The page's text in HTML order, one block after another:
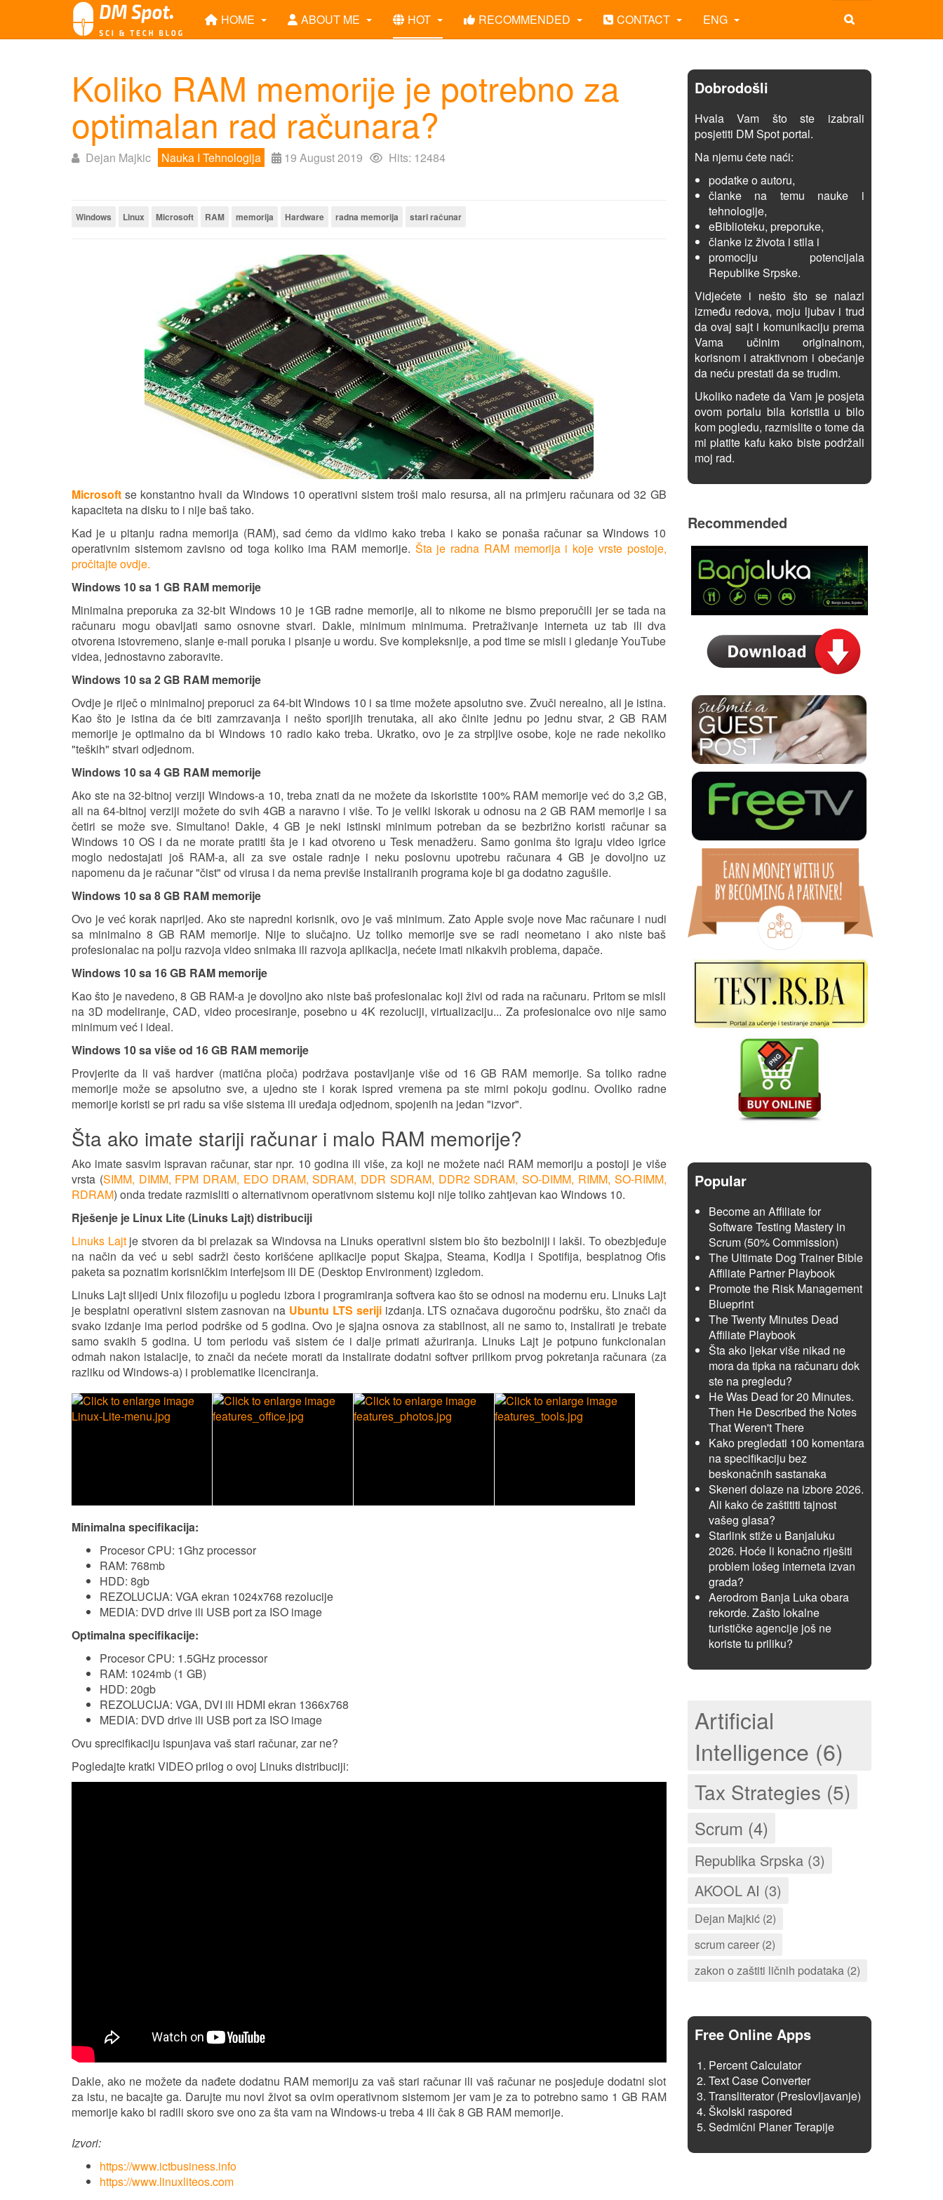
HOME ABOUT ME HOT RECOMMENDED CONTACT ENG
Koliko RAM memorije je potrebno za
optimalan rad računara?
Dejan Majkic Nauka I Tehnologija 19 August 2019 Hits: 12484
Windows Linux Microsoft RAM memorija Hardware radna memorija stari računar
Microsoft se konstantno hvali da Windows 10 operativni sistem troši malo resursa, ali na primjeru računara od 32 GB
kapaciteta na disku to i nije baš tako.
Kad je u pitanju radna memorija (RAM), sad ćemo da vidimo kako treba i kako se ponaša računar sa Windows 10
operativnim sistemom zavisno od toga koliko ima RAM memorije. Šta je radna RAM memorija i koje vrste postoje,
pročitajte ovdje.
Windows 10 sa 1 GB RAM memorije
Minimalna preporuka za 32-bit Windows 10 je 1GB radne memorije, ali to nikome ne bismo preporučili jer se tada na
računaru mogu obavljati samo osnovne stvari. Dakle, minimum minimuma. Pretraživanje interneta uz tab ili dva
otvorena istovremeno, slanje e-mail poruka i pisanje u wordu. Sve kompleksnije, a pod time se misli i gledanje YouTube
videa, jednostavno zaboravite.
Windows 10 sa 2 GB RAM memorije
Ovdje je riječ o minimalnoj preporuci za 64-bit Windows 10 i sa time možete apsolutno sve. Zvuči nerealno, ali je istina.
Kao što je istina da će biti zamrzavanja i nešto sporijih trenutaka, ali ako činite jednu po jednu stvar, 2 GB RAM
memorije je optimalno da bi Windows 10 radio kako treba. Ukratko, ovo je za strpljive osobe, koje ne rade nekoliko
"teških" stvari odjednom.
Windows 10 sa 4 GB RAM memorije
Ako ste na 32-bitnoj verziji Windows-a 10, treba znati da ne možete da iskoristite 100% RAM memorije već do 3,2 GB,
ali na 64-bitnoj verziji možete do svih 4GB a naravno i više. To je veliki iskorak u odnosu na 2 GB RAM memorije i sa
četiri se može sve. Simultano! Dakle, 4 GB je neki istinski minimum potreban da se bezbrižno koristi računar sa
Windows 10 OS i da ne morate pratiti šta je i kad otvoreno u Tesk menadžeru. Samo gonima što igraju video igrice
moglo nedostajati još RAM-a, ali za sve ostale radnje i neku poslovnu upotrebu računara 4 GB je dovoljno uz
napomenu da je računar "čist" od virusa i da nema previše instaliranih programa koje bi ga dodatno zagušile.
Windows 10 sa 8 GB RAM memorije
Ovo je već korak naprijed. Ako ste napredni korisnik, ovo je vaš minimum. Zato Apple svoje nove Mac računare i nudi
sa minimalno 8 GB RAM memorije. Nije to slučajno. Uz toliko memorije sve se radi neometano i ako niste baš
profesionalac na polju razvoja video snimaka ili razvoja aplikacija, nećete imati nikakvih problema, dapače.
Windows 10 sa 16 GB RAM memorije
Kao što je navedeno, 8 GB RAM-a je dovoljno ako niste baš profesionalac koji živi od rada na računaru. Pritom se misli
na 3D modeliranje, CAD, video procesiranje, posebno u 4K rezoluciji, virtualizaciju... Za profesionalce ovo nije samo
minimum već i ideal.
Windows 10 sa više od 16 GB RAM memorije
Provjerite da li vaš hardver (matična ploča) podržava postavljanje više od 16 GB RAM memorije. Sa toliko radne
memorije može se apsolutno sve, a ujedno ste i korak ispred vremena pa ste mirni pokoju godinu. Ovoliko radne
memorije koristi se pri radu sa više sistema ili uređaja odjednom, spojenih na jedan "izvor".
Šta ako imate stariji računar i malo RAM memorije?
Ako imate sasvim ispravan računar, star npr. 10 godina ili više, za koji ne možete naći RAM memoriju a postoji je više
vrsta (SIMM, DIMM, FPM DRAM, EDO DRAM, SDRAM, DDR SDRAM, DDR2 SDRAM, SO-DIMM, RIMM, SO-RIMM,
RDRAM) onda tredate razmisliti o alternativnom operativnom sistemu koji nije toliko zahtjevan kao Windows 10.
Rješenje je Linux Lite (Linuks Lajt) distribuciji
Linuks Lajtje stvoren da bi prelazak sa Windovsa na Linuks operativni sistem bio što bezbolniji i lakši. To obezbjeđuje
na način da već u sebi sadrži često korišćene aplikacije poput Skajpa, Steama, Kodija i Spotifija, besplatnog Ofis
paketa sa poznatim korisničkim interfejsom ili DE (Desktop Environment) izgledom.
Linuks Lajt slijedi Unix filozofiju u pogledu izbora i programiranja softvera kao što se odnosi na modernu eru. Linuks Lajt
je besplatni operativni sistem zasnovan na Ubuntu LTS serijiizdanja. LTS označava dugoročnu podršku, što znači da
svako izdanje ima period podrške od 5 godina. Ovo je sjajna osnova za stabilnost, ali ne samo to, instalirati je trebate
samo svakih 5 godina. U tom periodu vaš sistem će i dalje primati ažuriranja. Linuks Lajt je potpuno funkcionalan
odmah nakon istalacije, to znači da nećete morati da instalirate dodatni softver prilikom prvog pokretanja računara (za
razliku od Windows-a) i problematike licenciranja.
Minimalna specifikacija:
Procesor CPU: 1Ghz processor
RAM: 768mb
HDD: 8gb
REZOLUCIJA: VGA ekran 1024x768 rezolucije
MEDIA: DVD drive ili USB port za ISO image
Optimalna specifikacije:
Procesor CPU: 1.5GHz processor
RAM: 1024mb (1 GB)
HDD: 20gb
REZOLUCIJA: VGA, DVI ili HDMI ekran 1366x768
MEDIA: DVD drive ili USB port za ISO image
Ovu sprecifikaciju ispunjava vaš stari računar, zar ne?
Pogledajte kratki VIDEO prilog o ovoj Linuks distribuciji:
Dakle, ako ne možete da nađete dodatnu RAM memoriju za vaš stari računar ili vaš računar ne posjeduje dodatni slot
za istu, ne bacajte ga. Darujte mu novi život sa ovim operativnom sistemom jer vam je za to potrebno samo 1 GB RAM
memorije kako bi radili skoro sve ono za šta vam na Windows-u treba 4 ili čak 8 GB RAM memorije.
Izvori:
https://www.ictbusiness.info
https://www.linuxliteos.com
Dobrodošli
Hvala Vam što ste izabrali
posjetiti DM Spot portal.
Na njemu ćete naći:
podatke o autoru,
članke na temu nauke i
tehnologije,
eBiblioteku, preporuke,
članke iz života i stila i
promociju potencijala
Republike Srpske.
Vidjećete i nešto što se nalazi
između redova, moju ljubav i trud
da ovaj sajt i komunikaciju prema
Vama učinim originalnom,
korisnom i atraktivnom i obećanje
da neću prestati da se trudim.
Ukoliko nađete da Vam je posjeta
ovom portalu bila koristila u bilo
kom pogledu, razmislite o tome da
mi platite kafu kako biste podržali
moj rad.
Recommended
Popular
Become an Affiliate for
Software Testing Mastery in
Scrum (50% Commission)
The Ultimate Dog Trainer Bible
Affiliate Partner Playbook
Promote the Risk Management
Blueprint
The Twenty Minutes Dead
Affiliate Playbook
Šta ako ljekar više nikad ne
mora da tipka na računaru dok
ste na pregledu?
He Was Dead for 20 Minutes.
Then He Described the Notes
That Weren't There
Kako pregledati 100 komentara
na specifikaciju bez
beskonačnih sastanaka
Skeneri dolaze na izbore 2026.
Ali kako će zaštititi tajnost
vašeg glasa?
Starlink stiže u Banjaluku
2026. Hoće li konačno riješiti
problem lošeg interneta izvan
grada?
Aerodrom Banja Luka obara
rekorde. Zašto lokalne
turističke agencije još ne
koriste tu priliku?
Artificial
Intelligence (6)
Tax Strategies (5)
Scrum (4)
Republika Srpska (3)
AKOOL AI (3)
Dejan Majkić (2)
scrum career (2)
zakon o zaštiti ličnih podataka (2)
Free Online Apps
Percent Calculator
Text Case Converter
Transliterator (Preslovljavanje)
Školski raspored
Sedmični Planer Terapije